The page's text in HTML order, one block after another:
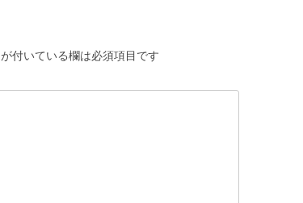
が付いている欄は必須項目です